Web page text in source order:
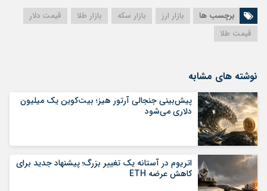
برچسب ها بازار ارز بازار سکه بازار طلا
قیمت دلار
قیمت طلا
نوشته های مشابه
پیش‌بینی جنجالی آرتور هیز؛ بیت‌کوین یک میلیون
دلاری می‌شود
اتریوم در آستانه یک تغییر بزرگ؛ پیشنهاد جدید برای
کاهش عرضه ETH